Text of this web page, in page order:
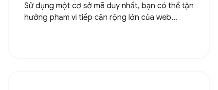
Sử dụng một cơ sở mã duy nhất, bạn có thể tận
hưởng phạm vi tiếp cận rộng lớn của web...